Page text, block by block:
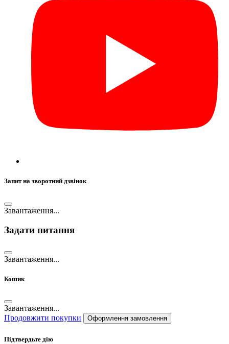
Запит на зворотний дзвінок
Завантаження...
Задати питання
Завантаження...
Кошик
Завантаження...
Продовжити покупки
Оформлення замовлення
Підтвердьте дію